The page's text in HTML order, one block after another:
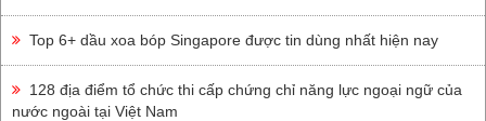
Top 6+ dầu xoa bóp Singapore được tin dùng nhất hiện nay
128 địa điểm tổ chức thi cấp chứng chỉ năng lực ngoại ngữ của
nước ngoài tại Việt Nam